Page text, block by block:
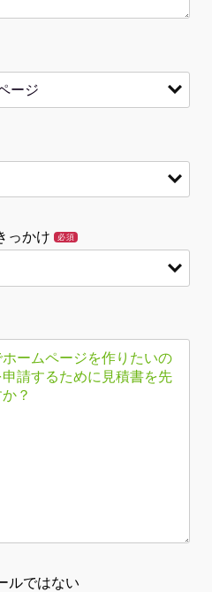
っかけ 必須
ルではない